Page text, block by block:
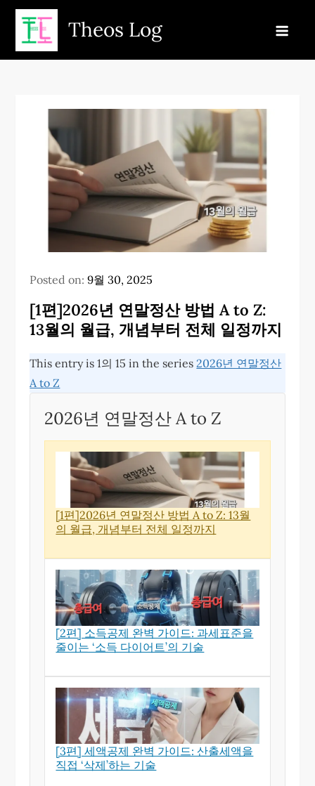
Skip
content
Theos Log
Posted on:9월 30, 2025
[1편]2026년 연말정산 방법 A to Z:
13월의 월급, 개념부터 전체 일정까지
This entry is 1의 15 in the series 2026년 연말정산
A to Z
2026년 연말정산 A to Z
[1편]2026년 연말정산 방법 A to Z: 13월
의 월급, 개념부터 전체 일정까지
[2편] 소득공제 완벽 가이드: 과세표준을
줄이는 ‘소득 다이어트’의 기술
[3편] 세액공제 완벽 가이드: 산출세액을
직접 ‘삭제’하는 기술